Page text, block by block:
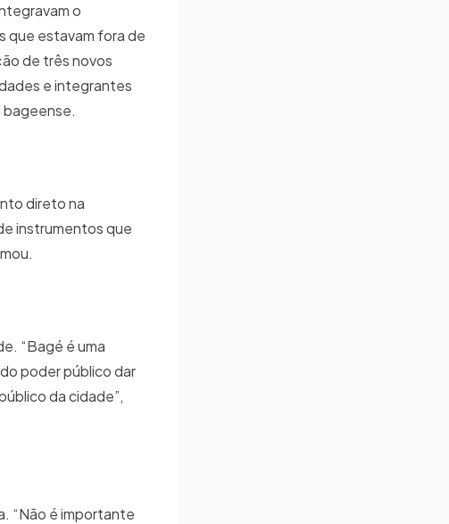
o
que estavam fora de
de três novos
e integrantes
bageense.
direto na
instrumentos que
“Bagé é uma
poder público dar
da cidade”,
“Não é importante